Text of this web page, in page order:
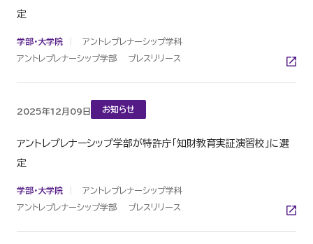
定
学部・大学院
アントレプレナーシップ学科
アントレプレナーシップ学部
プレスリリース
2025年12月09日 お知らせ
アントレプレナーシップ学部が特許庁「知財教育実証演習校」に選
定
学部・大学院
アントレプレナーシップ学科
アントレプレナーシップ学部
プレスリリース